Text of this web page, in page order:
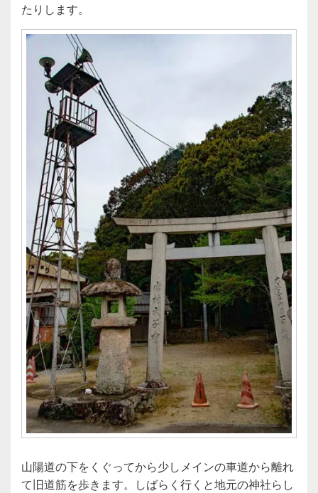
たりします。
山陽道の下をくぐってから少しメインの車道から離れ
て旧道筋を歩きます。しばらく行くと地元の神社らし